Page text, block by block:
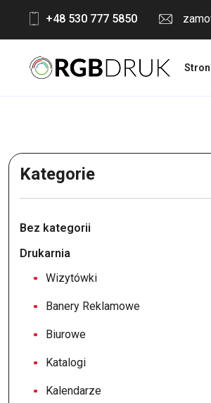
content
+48 530 777 5850
Kategorie
Bez kategorii
Drukarnia
Wizytówki
Banery Reklamowe
Biurowe
Katalogi
Kalendarze